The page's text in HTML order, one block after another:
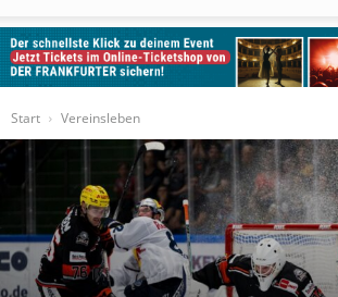
Start
Vereinsleben